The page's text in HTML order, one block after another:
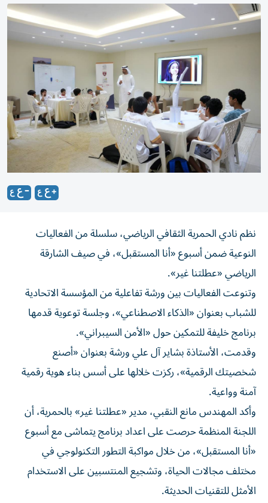
نظم نادي الحمرية الثقافي الرياضي، سلسلة من الفعاليات
النوعية ضمن أسبوع «أنا المستقبل»، في صيف الشارقة
الرياضي «عطلتنا غير».
وتنوعت الفعاليات بين ورشة تفاعلية من المؤسسة الاتحادية
للشباب بعنوان «الذكاء الاصطناعي»، وجلسة توعوية قدمها
برنامج خليفة للتمكين حول «الأمن السيبراني».
وقدمت، الأستاذة بشاير آل علي ورشة بعنوان «أصنع
شخصيتك الرقمية»، ركزت خلالها على أسس بناء هوية رقمية
آمنة وواعية.
وأكد المهندس مانع النقبي، مدير «عطلتنا غير» بالحمرية، أن
اللجنة المنظمة حرصت على اعداد برنامج يتماشى مع أسبوع
«أنا المستقبل»، من خلال مواكبة التطور التكنولوجي في
مختلف مجالات الحياة، وتشجيع المنتسبين على الاستخدام
الأمثل للتقنيات الحديثة.